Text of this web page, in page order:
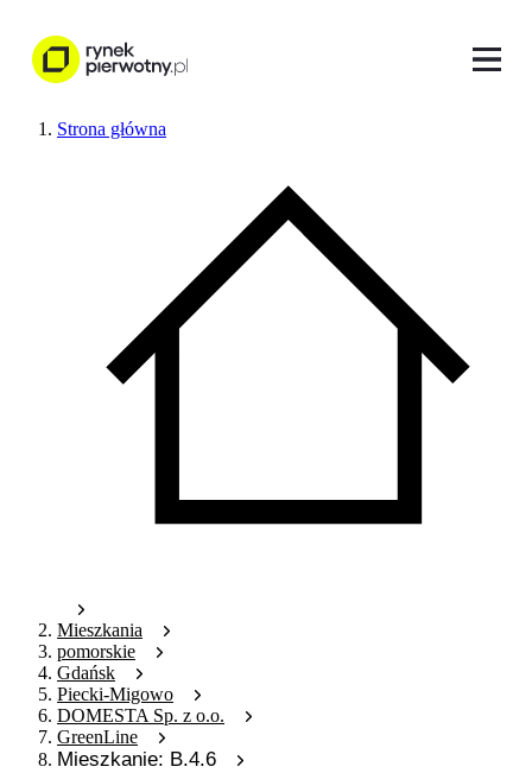
Strona główna
Mieszkania
pomorskie
Gdańsk
Piecki-Migowo
DOMESTA Sp. z o.o.
GreenLine
Mieszkanie: B.4.6